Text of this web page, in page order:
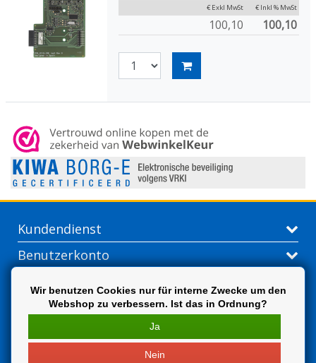
€ Exkl MwSt € Inkl % MwSt
100,10 100,10
Kundendienst
Benutzerkonto
Extra
Wir benutzen Cookies nur für interne Zwecke um den
Webshop zu verbessern. Ist das in Ordnung?
Ja
Nein